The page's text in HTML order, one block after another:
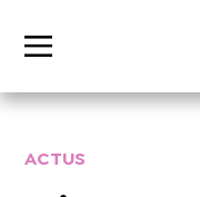
ACTUS